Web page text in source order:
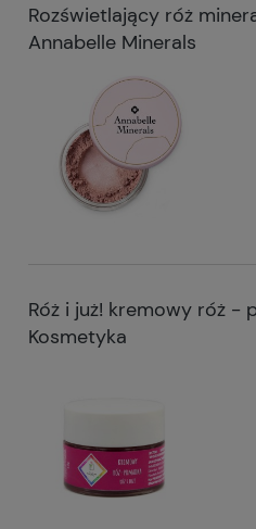
Rozświetlający róż
Annabelle Minerals
Róż i już! kremowy róż -
Kosmetyka